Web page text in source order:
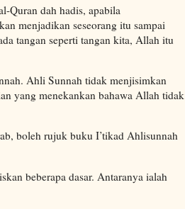
Quran dah hadis, apabila
menjadikan seseorang itu sampai
tangan seperti tangan kita, Allah itu
Ahli Sunnah tidak menjisimkan
yang menekankan bahawa Allah tidak
boleh rujuk buku I’tikad Ahlisunnah
beberapa dasar. Antaranya ialah